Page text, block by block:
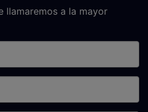
llamaremos a la mayor